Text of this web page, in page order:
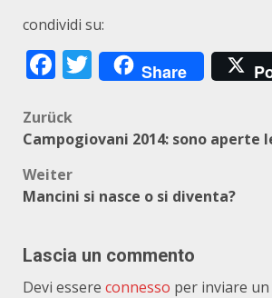
condividi su:
Facebook
Twitter
Share
Beitragsnavigation
Zurück
Campogiovani 2014: sono aperte
Weiter
Mancini si nasce o si diventa?
Lascia un commento
Devi essere connesso per inviare